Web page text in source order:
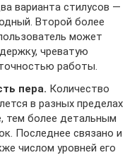
варианта стилусов —
Второй более
может
чреватую
работы.
пера. Количество
в разных пределах
тем более детальным
Последнее связано и
числом уровней его